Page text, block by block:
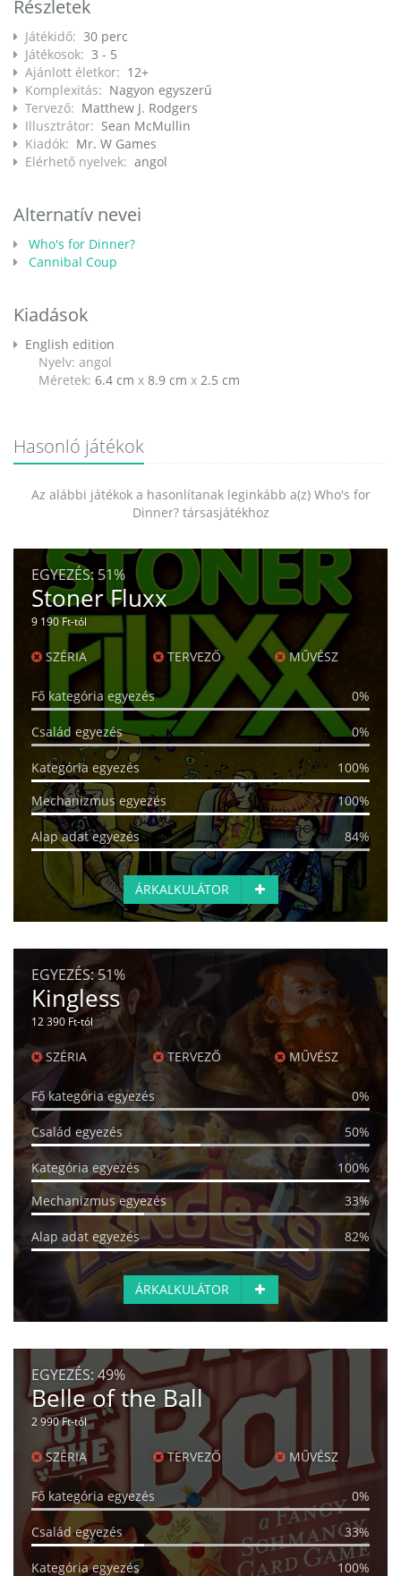
Részletek
Játékidő: 30 perc
Játékosok: 3 - 5
Ajánlott életkor: 12+
Komplexitás: Nagyon egyszerű
Tervező: Matthew J. Rodgers
Illusztrátor: Sean McMullin
Kiadók: Mr. W Games
Elérhető nyelvek: angol
Alternatív nevei
Who's for Dinner?
Cannibal Coup
Kiadások
English edition
Nyelv: angol
Méretek: 6.4 cm x 8.9 cm x 2.5 cm
Hasonló játékok
Az alábbi játékok a hasonlítanak leginkább a(z) Who's for
Dinner? társasjátékhoz
EGYEZÉS: 51%
Stoner Fluxx
9 190 Ft-tól
SZÉRIA TERVEZŐ MŰVÉSZ
Fő kategória egyezés 0%
Család egyezés 0%
Kategória egyezés
100%
Mechanizmus egyezés
100%
Alap adat egyezés 84%
ÁRKALKULÁTOR
EGYEZÉS:51%
Kingless
12 390 Ft-tól
SZÉRIA TERVEZŐ MŰVÉSZ
Fő kategória egyezés 0%
Család egyezés 50%
Kategória egyezés
100%
Mechanizmus egyezés
33%
Alap adat egyezés 82%
ÁRKALKULÁTOR
EGYEZÉS:49%
Belle of the Ball
2 990 Ft-tól
SZÉRIA TERVEZŐ MŰVÉSZ
Fő kategória egyezés 0%
Család egyezés 33%
Kategória egyezés 100%